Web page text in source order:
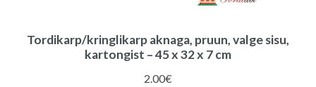
Tordikarp/kringlikarp aknaga, pruun, valge sisu,
kartongist – 45 x 32 x 7 cm
2.00€